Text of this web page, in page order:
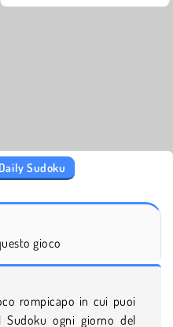
Sudoku
gioco
rompicapo in cui puoi
ogni giorno del